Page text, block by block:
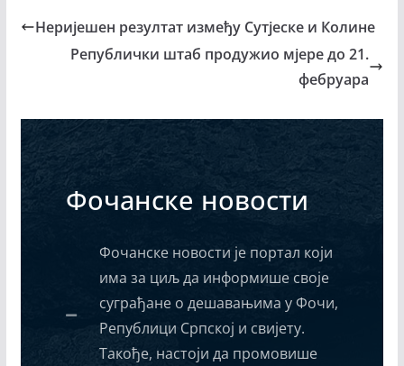
Неријешен резултат између Сутјеске и Колине
Републички штаб продужио мјере до 21.
фебруара
Фочанске новости
Фочанске новости је портал који
има за циљ да информише своје
суграђане о дешавањима у Фочи,
Републици Српској и свијету.
Такође, настоји да промовише